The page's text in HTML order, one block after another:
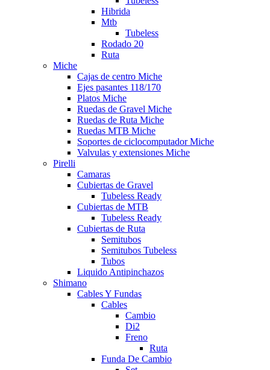
Hibrida
Mtb
Tubeless
Rodado 20
Ruta
Miche
Cajas de centro Miche
Ejes pasantes 118/170
Platos Miche
Ruedas de Gravel Miche
Ruedas de Ruta Miche
Ruedas MTB Miche
Soportes de ciclocomputador Miche
Valvulas y extensiones Miche
Pirelli
Camaras
Cubiertas de Gravel
Tubeless Ready
Cubiertas de MTB
Tubeless Ready
Cubiertas de Ruta
Semitubos
Semitubos Tubeless
Tubos
Liquido Antipinchazos
Shimano
Cables Y Fundas
Cables
Cambio
Di2
Freno
Ruta
Funda De Cambio